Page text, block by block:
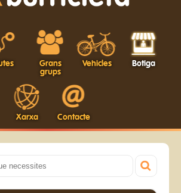
Grans
grups
Vehicles Botiga
Xarxa Contacte